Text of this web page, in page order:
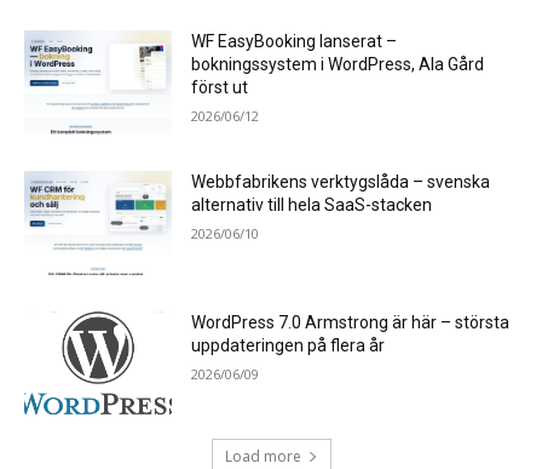
WF EasyBooking lanserat –
bokningssystem i WordPress, Ala Gård
först ut
2026/06/12
Webbfabrikens verktygslåda – svenska
alternativ till hela SaaS-stacken
2026/06/10
WordPress 7.0 Armstrong är här – största
uppdateringen på flera år
2026/06/09
Load more